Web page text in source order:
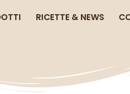
RICETTE & NEWS